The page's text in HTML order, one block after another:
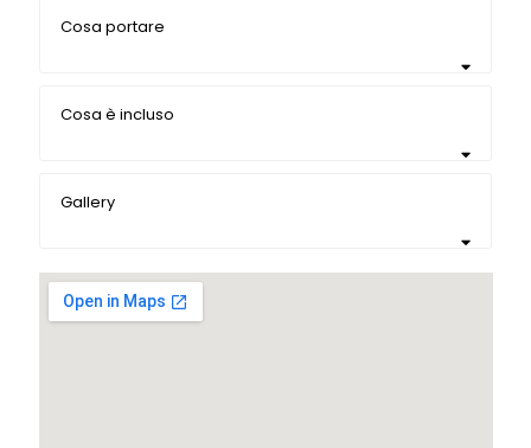
Cosa portare
Cosa è incluso
Gallery